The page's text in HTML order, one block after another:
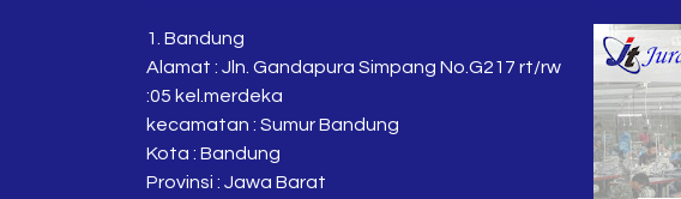
1. Bandung
Alamat : Jln. Gandapura Simpang No.G217 rt/rw
:05 kel.merdeka
kecamatan : Sumur Bandung
Kota : Bandung
Provinsi : Jawa Barat